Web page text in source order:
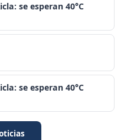
se esperan 40°C
se esperan 40°C